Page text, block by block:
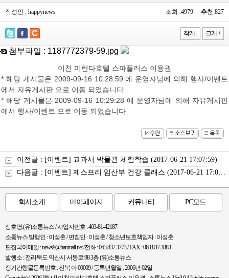
작성인 : happynews 조회 :4979 추천:827
작게 - 크게 +
첨부파일 : 1187772379-59.jpg
이천 미란다호텔 스파플러스 이용권
* 해당 게시물은 2009-09-16 10:28:59 에 운영자님에 의해 행사/이벤트
에서 자유게시판 으로 이동 되었습니다
* 해당 게시물은 2009-09-16 10:29:28 에 운영자님에 의해 자유게시판
에서 행사/이벤트 으로 이동 되었습니다
이전글 : [이벤트] 교과서 박물관 체험학습 (2017-06-21 17:07:59)
다음글 : [이벤트] 제스프리 임산부 건강 클래스 (2017-06-21 17:07:59)
회사소개 마이페이지 커뮤니티 PC모드
상호명:(유)소통뉴스 / 사업자번호 : 403-81-42187
소통뉴스 발행인 : 이성춘 / 편집인 : 이성춘 / 청소년보호책임자 : 이성춘
편집국이메일 : news9@hanmail.net /전화 : 063.837.3773 / FAX : 063.837.3883
발행소 : 전라북도 익산시 서동로 98 3층 (유)소통뉴스
정기간행물등록번호 : 전북 아 00009 / 등록년월일 : 2006년 02일